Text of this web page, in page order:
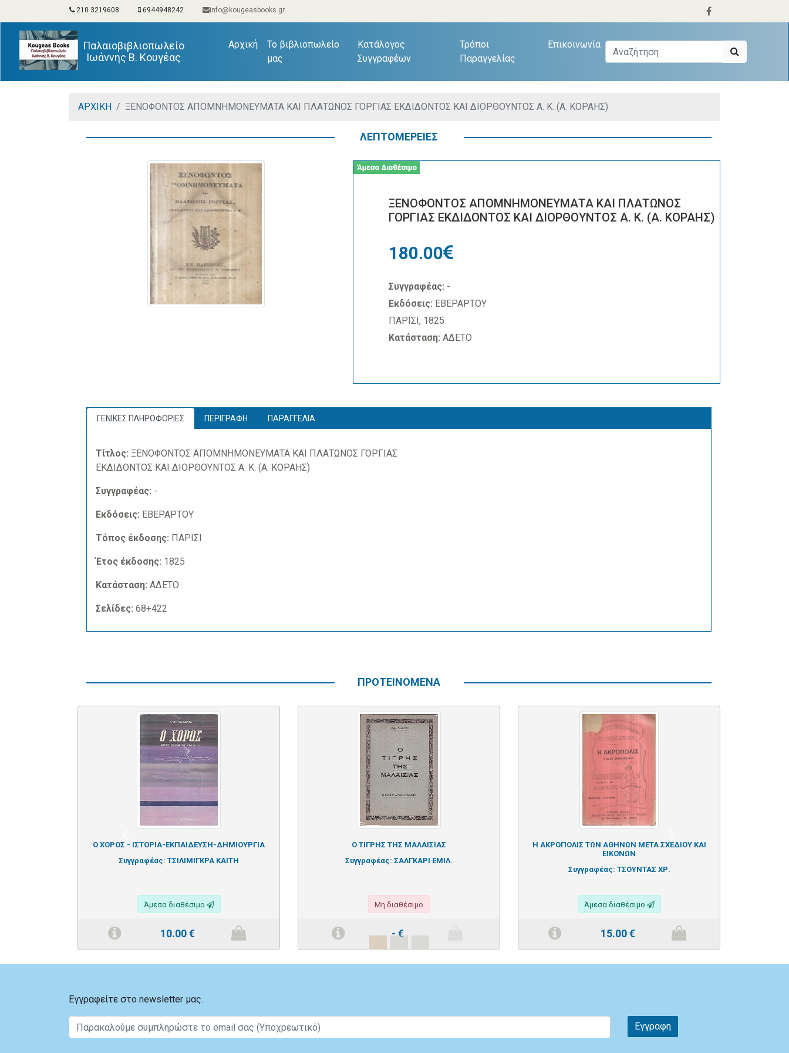
210 3219608 6944948242 info@kougeasbooks.gr
Παλαιοβιβλιοπωλείο
Ιωάννης Β. Κουγέας
Αρχική(current)
Το βιβλιοπωλείο
μας
Κατάλογος
Συγγραφέων
Τρόποι
Παραγγελίας
Επικοινωνία
ΑΡΧΙΚΗ ΞΕΝΟΦΟΝΤΟΣ ΑΠΟΜΝΗΜΟΝΕΥΜΑΤΑ ΚΑΙ ΠΛΑΤΩΝΟΣ ΓΟΡΓΙΑΣ ΕΚΔΙΔΟΝΤΟΣ ΚΑΙ ΔΙΟΡΘΟΥΝΤΟΣ Α. Κ. (Α. ΚΟΡΑΗΣ)
ΛΕΠΤΟΜΕΡΕΙΕΣ
ΞΕΝΟΦΟΝΤΟΣ ΑΠΟΜΝΗΜΟΝΕΥΜΑΤΑ ΚΑΙ ΠΛΑΤΩΝΟΣ
ΓΟΡΓΙΑΣ ΕΚΔΙΔΟΝΤΟΣ ΚΑΙ ΔΙΟΡΘΟΥΝΤΟΣ Α. Κ. (Α. ΚΟΡΑΗΣ)
180.00
Συγγραφέας: -
Εκδόσεις: ΕΒΕΡΑΡΤΟΥ
ΠΑΡΙΣΙ, 1825
Κατάσταση: ΑΔΕΤΟ
ΓΕΝΙΚΕΣ ΠΛΗΡΟΦΟΡΙΕΣ ΠΕΡΙΓΡΑΦΗ ΠΑΡΑΓΓΕΛΙΑ
Τίτλος: ΞΕΝΟΦΟΝΤΟΣ ΑΠΟΜΝΗΜΟΝΕΥΜΑΤΑ ΚΑΙ ΠΛΑΤΩΝΟΣ ΓΟΡΓΙΑΣ
ΕΚΔΙΔΟΝΤΟΣ ΚΑΙ ΔΙΟΡΘΟΥΝΤΟΣ Α. Κ. (Α. ΚΟΡΑΗΣ)
Συγγραφέας: -
Εκδόσεις: ΕΒΕΡΑΡΤΟΥ
Τόπος έκδοσης: ΠΑΡΙΣΙ
Έτος έκδοσης: 1825
Κατάσταση: ΑΔΕΤΟ
Σελίδες: 68+422
ΠΡΟΤΕΙΝΟΜΕΝΑ
Ο ΧΟΡΟΣ - ΙΣΤΟΡΙΑ-ΕΚΠΑΙΔΕΥΣΗ-ΔΗΜΙΟΥΡΓΙΑ
Συγγραφέας: ΤΣΙΛΙΜΙΓΚΡΑ ΚΑΙΤΗ
Άμεσα διαθέσιμο
10.00€
Ο ΤΙΓΡΗΣ ΤΗΣ ΜΑΛΑΙΣΙΑΣ
Συγγραφέας: ΣΑΛΓΚΑΡΙ ΕΜΙΛ.
Μη διαθέσιμο
- €
Η ΑΚΡΟΠΟΛΙΣ ΤΩΝ ΑΘΗΝΩΝ ΜΕΤΑ ΣΧΕΔΙΟΥ ΚΑΙ
ΕΙΚΟΝΩΝ
Συγγραφέας: ΤΣΟΥΝΤΑΣ ΧΡ.
Άμεσα διαθέσιμο
15.00€
Previous Next
Εγγραφείτε στο newsletter μας.
Εγγραφη